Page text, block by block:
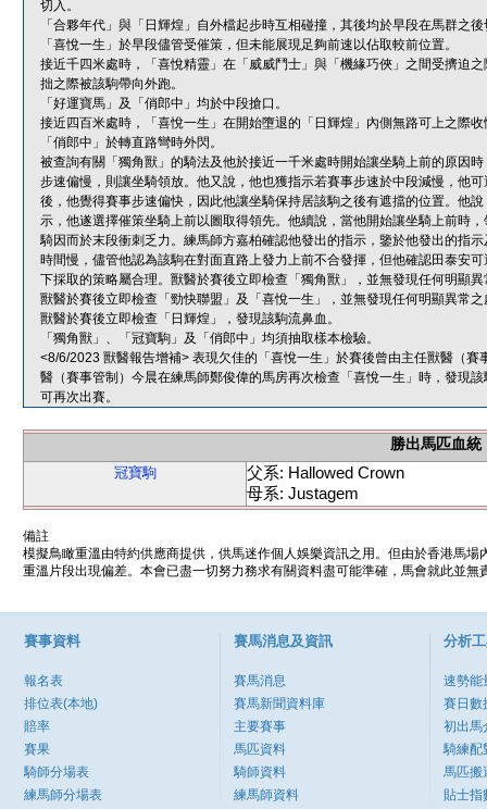
切入。
「合夥年代」與「日輝煌」自外檔起步時互相碰撞，其後均於早段在馬群之
「喜悅一生」於早段儘管受催策，但未能展現足夠前速以佔取較前位置。
接近千四米處時，「喜悅精靈」在「威威鬥士」與「機緣巧俠」之間受擠迫
拙之際被該駒帶向外跑。
「好運寶馬」及「俏郎中」均於中段搶口。
接近四百米處時，「喜悅一生」在開始墮退的「日輝煌」內側無路可上之際收
「俏郎中」於轉直路彎時外閃。
被查詢有關「獨角獸」的騎法及他於接近一千米處時開始讓坐騎上前的原因
步速偏慢，則讓坐騎領放。他又說，他也獲指示若賽事步速於中段減慢，他
後，他覺得賽事步速偏快，因此他讓坐騎保持居該駒之後有遮擋的位置。他
示，他遂選擇催策坐騎上前以圖取得領先。他續說，當他開始讓坐騎上前時
騎因而於末段衝刺乏力。練馬師方嘉柏確認他發出的指示，鑒於他發出的指
時間慢，儘管他認為該駒在對面直路上發力上前不合發揮，但他確認田泰安
下採取的策略屬合理。獸醫於賽後立即檢查「獨角獸」，並無發現任何明顯異
獸醫於賽後立即檢查「勁快聯盟」及「喜悅一生」，並無發現任何明顯異常之
獸醫於賽後立即檢查「日輝煌」，發現該駒流鼻血。
「獨角獸」、「冠寶駒」及「俏郎中」均須抽取樣本檢驗。
<8/6/2023 獸醫報告增補> 表現欠佳的「喜悅一生」於賽後曾由主任獸醫（
醫（賽事管制）今晨在練馬師鄭俊偉的馬房再次檢查「喜悅一生」時，發現
可再次出賽。
勝出馬匹血統
冠寶駒
父系: Hallowed Crown
母系: Justagem
備註
模擬鳥瞰重溫由特約供應商提供，供馬迷作個人娛樂資訊之用。但由於香港馬
重溫片段出現偏差。本會已盡一切努力務求有關資料盡可能準確，馬會就此並
賽事資料
報名表
排位表(本地)
賠率
賽果
騎師分場表
練馬師分場表
賽馬消息及資訊
賽馬消息
賽馬新聞資料庫
主要賽事
馬匹資料
騎師資料
練馬師資料
分析
速勢能
賽日數
初出馬
騎練配
馬匹搬
貼士指